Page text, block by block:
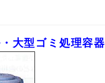
大型ゴミ処理容器